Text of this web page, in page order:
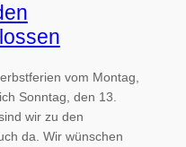
vom Montag,
Sonntag, den 13.
wir zu den
da. Wir wünschen